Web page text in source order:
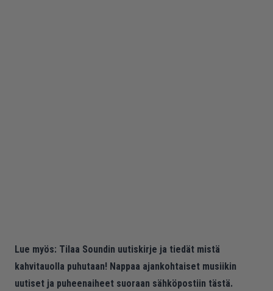
Lue myös: Tilaa Soundin uutiskirje ja tiedät mistä
kahvitauolla puhutaan! Nappaa ajankohtaiset musiikin
uutiset ja puheenaiheet suoraan sähköpostiin tästä.